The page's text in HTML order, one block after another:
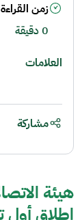
هيئة
إطلاق أول
زمن القراءة
0 دقيقة
العلامات
مشاركة